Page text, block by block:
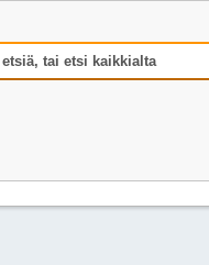
tai etsi kaikkialta